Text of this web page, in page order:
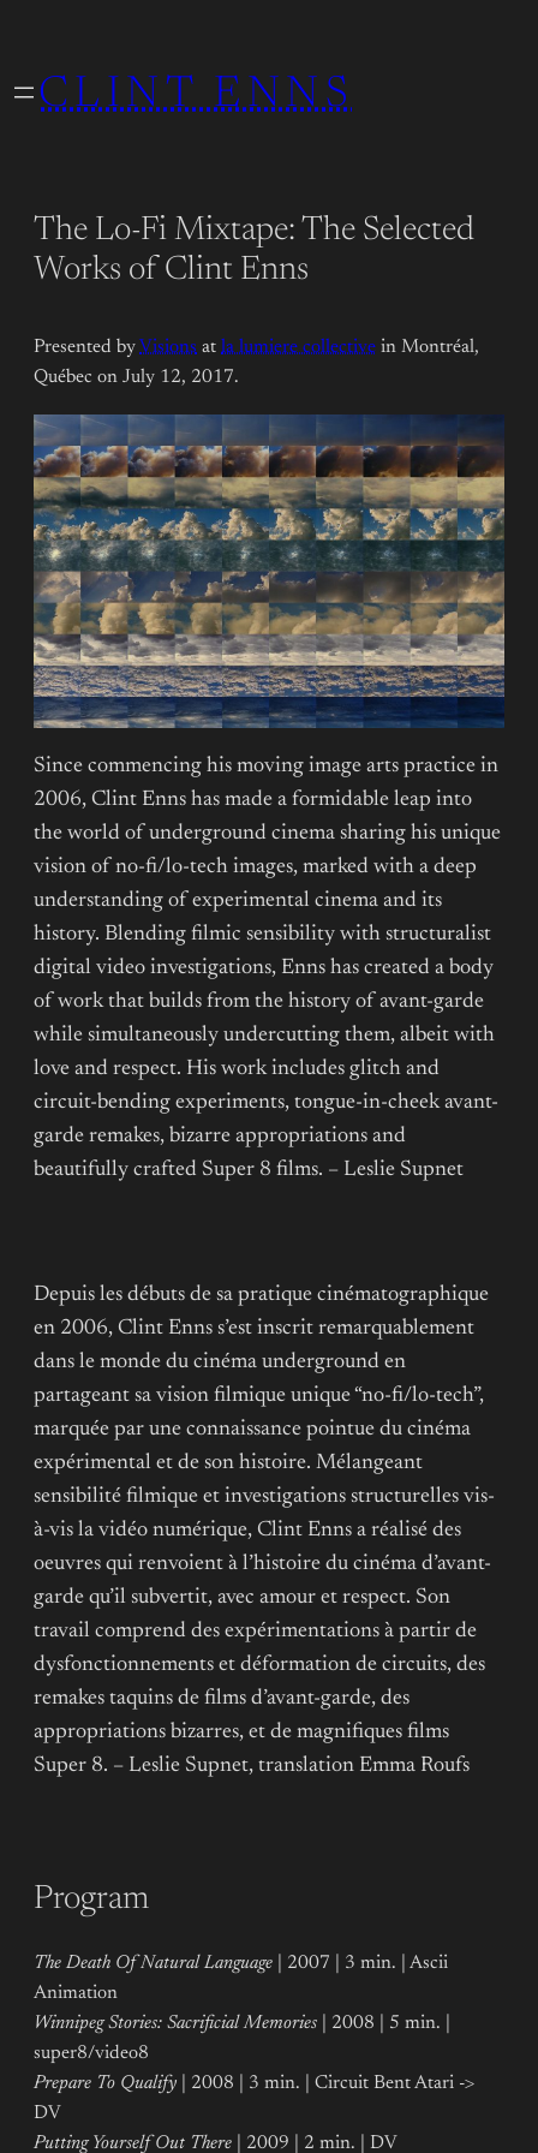
content
CLINT ENNS
The Lo-Fi Mixtape: The Selected
Works of Clint Enns
Presented by Visions at la lumiere collective in Montréal,
Québec on July 12, 2017.
Since commencing his moving image arts practice in
2006, Clint Enns has made a formidable leap into
the world of underground cinema sharing his unique
vision of no-fi/lo-tech images, marked with a deep
understanding of experimental cinema and its
history. Blending filmic sensibility with structuralist
digital video investigations, Enns has created a body
of work that builds from the history of avant-garde
while simultaneously undercutting them, albeit with
love and respect. His work includes glitch and
circuit-bending experiments, tongue-in-cheek avant-
garde remakes, bizarre appropriations and
beautifully crafted Super 8 films. – Leslie Supnet
​Depuis les débuts de sa pratique cinématographique
en 2006, Clint Enns s’est inscrit remarquablement
dans le monde du cinéma underground en
partageant sa vision filmique unique “no-fi/lo-tech”,
marquée par une connaissance pointue du cinéma
expérimental et de son histoire. Mélangeant
sensibilité filmique et investigations structurelles vis-
à-vis la vidéo numérique, Clint Enns a réalisé des
oeuvres qui renvoient à l’histoire du cinéma d’avant-
garde qu’il subvertit, avec amour et respect. Son
travail comprend des expérimentations à partir de
dysfonctionnements et déformation de circuits, des
remakes taquins de films d’avant-garde, des
appropriations bizarres, et de magnifiques films
Super 8. – Leslie Supnet, translation Emma Roufs
Program
The Death Of Natural Language | 2007 | 3 min. | Ascii
Animation
Winnipeg Stories: Sacrificial Memories | 2008 | 5 min. |
super8/video8
Prepare To Qualify | 2008 | 3 min. | Circuit Bent Atari ->
DV
Putting Yourself Out There | 2009 | 2 min. | DV